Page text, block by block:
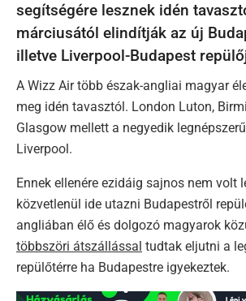
segítségére lesznek idén
márciusától elindítják az új
illetve Liverpool-Budapest
A Wizz Air több észak-angliai magyar
meg idén tavasztól. London Luton,
Glasgow mellett a negyedik
Liverpool.
Ennek ellenére ezidáig sajnos nem volt
közvetlenül ide utazni Budapestről
angliában élő és dolgozó magyarok
többszöri átszállással tudtak eljutni a
repülőtérre ha Budapestre igyekeztek.